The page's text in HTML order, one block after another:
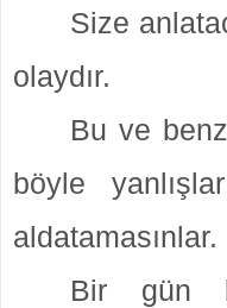
Size
olaydır.
Bu ve
böyle
aldatamasınlar.
Bir gün